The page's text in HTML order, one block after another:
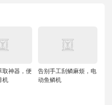
取神器，便
机
告别手工刮鳞麻烦，电
动鱼鳞机